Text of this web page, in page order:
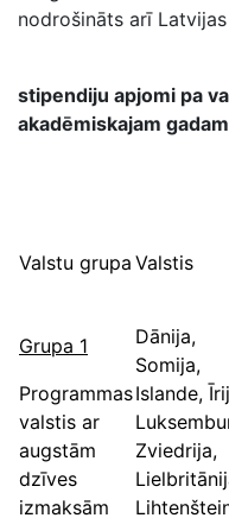
nodrošināts arī
stipendiju apjomi pa
akadēmiskajam gadam
Valstu grupa Valstis
Grupa 1
Programmas
valstis ar
augstām
dzīves
izmaksām
Dānija,
Somija,
Islande,
Zviedrija,